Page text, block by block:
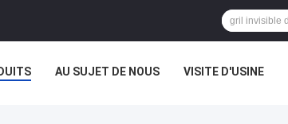
AU SUJET DE NOUS VISITE D'USINE